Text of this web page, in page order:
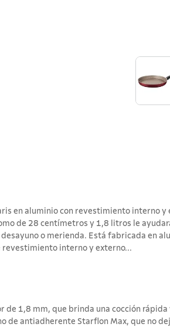
en aluminio con revestimiento interno y
de 28 centímetros y 1,8 litros le
o merienda. Está fabricada en
interno y externo...
de 1,8 mm, que brinda una cocción
de antiadherente Starflon Max, que no